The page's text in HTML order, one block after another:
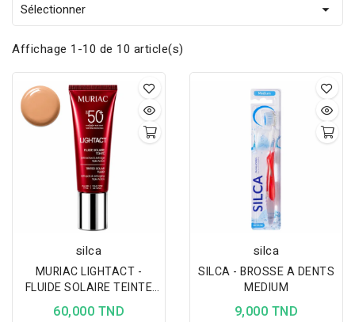
Sélectionner 
Affichage 1-10 de 10 article(s)
silca
MURIAC LIGHTACT -
FLUIDE SOLAIRE TEINTE
SPF50+ 02 BEIGE NATUREL
60,000 TND
silca
SILCA - BROSSE A DENTS
MEDIUM
9,000 TND